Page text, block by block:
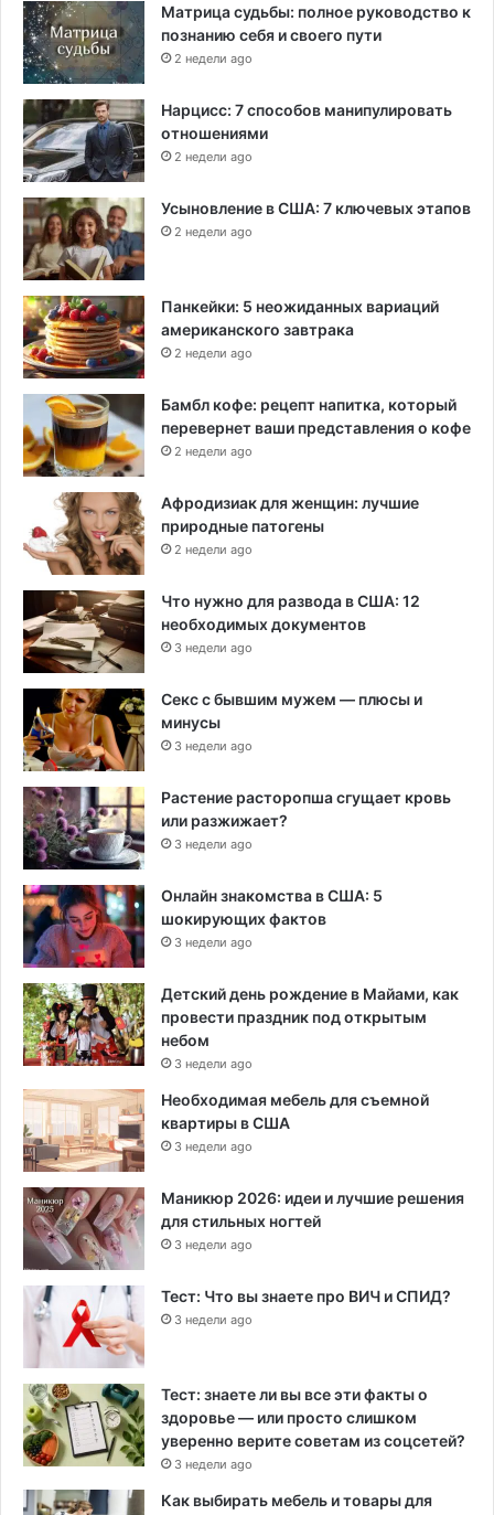
р
у
с
о
м
Матрица судьбы: полное руководство к
познанию себя и своего пути
2 недели ago
Нарцисс: 7 способов манипулировать
отношениями
2 недели ago
Усыновление в США: 7 ключевых этапов
2 недели ago
Панкейки: 5 неожиданных вариаций
американского завтрака
2 недели ago
Бамбл кофе: рецепт напитка, который
перевернет ваши представления о кофе
2 недели ago
Афродизиак для женщин: лучшие
природные патогены
2 недели ago
Что нужно для развода в США: 12
необходимых документов
3 недели ago
Секс с бывшим мужем — плюсы и
минусы
3 недели ago
Растение расторопша сгущает кровь
или разжижает?
3 недели ago
Онлайн знакомства в США: 5
шокирующих фактов
3 недели ago
Детский день рождение в Майами, как
провести праздник под открытым
небом
3 недели ago
Необходимая мебель для съемной
квартиры в США
3 недели ago
Маникюр 2026: идеи и лучшие решения
для стильных ногтей
3 недели ago
Тест: Что вы знаете про ВИЧ и СПИД?
3 недели ago
Тест: знаете ли вы все эти факты о
здоровье — или просто слишком
уверенно верите советам из соцсетей?
3 недели ago
Как выбирать мебель и товары для